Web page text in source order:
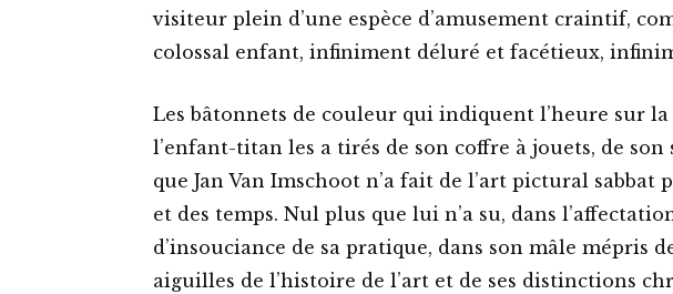
visiteur plein d’une espèce d’amusement craintif,
colossal enfant, infiniment déluré et facétieux,
Les bâtonnets de couleur qui indiquent l’heure sur
l’enfant-titan les a tirés de son coffre à jouets, de son
que Jan Van Imschoot n’a fait de l’art pictural sabbat
et des temps. Nul plus que lui n’a su, dans
d’insouciance de sa pratique, dans son mâle mépris
aiguilles de l’histoire de l’art et de ses distinctions